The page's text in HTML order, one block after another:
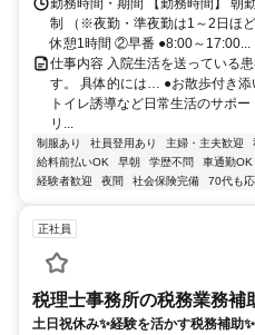
勤務時間・期間 【勤務時間】 朝
制 （※夜勤・準夜勤は1～2日ほ
休憩1時間 ②早番 ●8:00～17:00...
仕事内容 入院生活を送っている
す。 具体的には… ●お散歩付き
トイレ誘導など日常生活のサポ
リ...
制服あり 社員登用あり 主婦・主夫歓迎
給料前払いOK
早朝 学歴不問 車通勤OK
経験者歓迎
夜間 社会保険完備 70代も
正社員
税理士事務所の税務業務補
土日祝休み✨経験を活かす税務補助✨